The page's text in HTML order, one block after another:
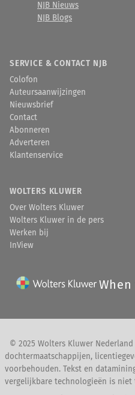
NJB Nieuws
NJB Blogs
SERVICE & CONTACT NJB
Colofon
Auteursaanwijzingen
Nieuwsbrief
Contact
Abonneren
Adverteren
Klantenservice
WOLTERS KLUWER
Over Wolters Kluwer
Wolters Kluwer in de pers
Werken bij
InView
© 2025 Wolters Kluwer Nederland
dochtermaatschappijen,
voorbehouden. Tekst en
vergelijkbare technologieën is niet